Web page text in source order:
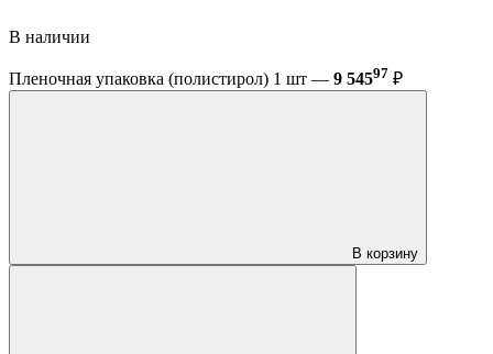
В наличии
Пленочная упаковка (полистирол) 1 шт — 9 54597 ₽
В корзину